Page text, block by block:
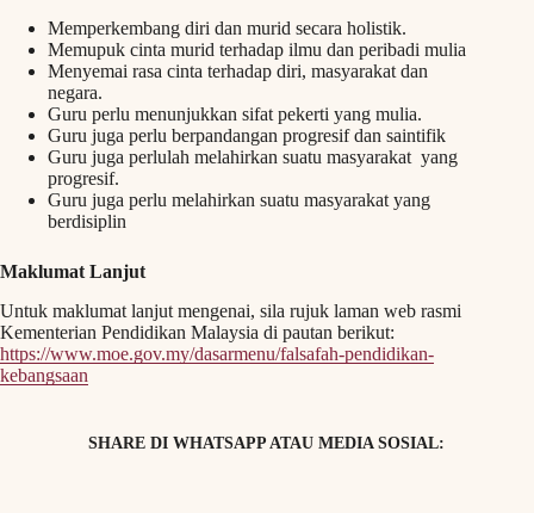
Memperkembang diri dan murid secara holistik.
Memupuk cinta murid terhadap ilmu dan peribadi mulia
Menyemai rasa cinta terhadap diri, masyarakat dan
negara.
Guru perlu menunjukkan sifat pekerti yang mulia.
Guru juga perlu berpandangan progresif dan saintifik
Guru juga perlulah melahirkan suatu masyarakat yang
progresif.
Guru juga perlu melahirkan suatu masyarakat yang
berdisiplin
Maklumat Lanjut
Untuk maklumat lanjut mengenai, sila rujuk laman web rasmi
Kementerian Pendidikan Malaysia di pautan berikut:
https://www.moe.gov.my/dasarmenu/falsafah-pendidikan-
kebangsaan
SHARE DI WHATSAPP ATAU MEDIA SOSIAL: